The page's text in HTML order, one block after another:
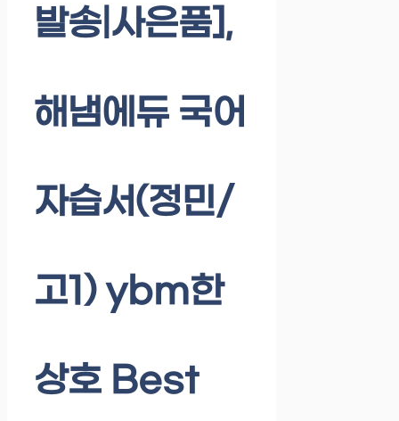
발송|사은품],
해냄에듀 국어
자습서(정민/
고1) ybm한
상호 Best